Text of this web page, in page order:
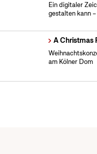
Ein digitaler
gestalten kann
A Christmas
am Kölner Dom